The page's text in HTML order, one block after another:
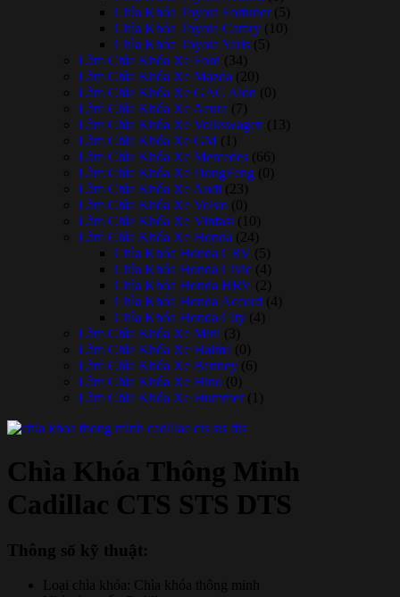
Chìa Khóa Toyota Fortuner (5)
Chìa Khóa Toyota Camry (10)
Chìa Khóa Toyota Yaris (5)
Làm Chìa Khóa Xe Ford (34)
Làm Chìa Khóa Xe Mazda (20)
Làm Chìa Khóa Xe GAC Aion (0)
Làm Chìa Khóa Xe Acura (7)
Làm Chìa Khóa Xe Volkswagen (13)
Làm Chìa Khóa Xe GM (1)
Làm Chìa Khóa Xe Mercedes (66)
Làm Chìa Khóa Xe DongFeng (0)
Làm Chìa Khóa Xe Audi (23)
Làm Chìa Khóa Xe Volvo (0)
Làm Chìa Khóa Xe Vinfast (10)
Làm Chìa Khóa Xe Honda (24)
Chìa Khóa Honda CRV (5)
Chìa Khóa Honda Civic (4)
Chìa Khóa Honda HRV (2)
Chìa Khóa Honda Accord (4)
Chìa Khóa Honda City (4)
Làm Chìa Khóa Xe Mini (3)
Làm Chìa Khóa Xe Haima (0)
Làm Chìa Khóa Xe Bentley (6)
Làm Chìa Khóa Xe Hino (0)
Làm Chìa Khóa Xe Hummer (1)
Chìa Khóa Thông Minh
Cadillac CTS STS DTS
Thông số kỹ thuật:
Loại chìa khóa: Chìa khóa thông minh